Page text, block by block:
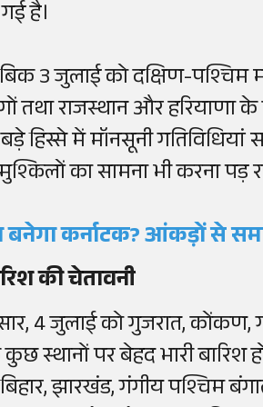
है।
3 जुलाई को दक्षिण-
तथा राजस्थान और
हिस्से में मॉनसूनी
का सामना भी करना पड़
बनेगा कर्नाटक? आंकड़ों से
की चेतावनी
4 जुलाई को गुजरात, कोंकण,
स्थानों पर बेहद भारी बारिश
बिहार, झारखंड, गंगीय पश्चिम